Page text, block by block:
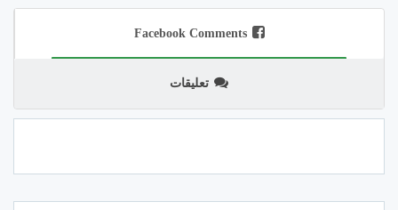
Facebook Comments
تعليقات